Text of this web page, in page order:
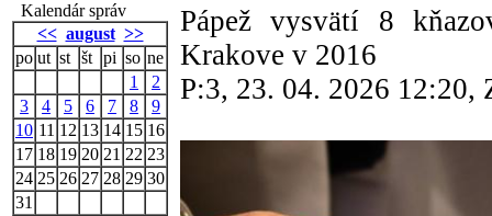
Kalendár správ
<< august >>
po ut st št pi so ne
1
2
3
4 5 6 7 8
9
10 11 12 13 14 15 16
17 18 19 20 21 22 23
24 25 26 27 28 29 30
31
Pápež vysvätí 8
Krakove v 2016
P:3, 23. 04. 2026 12:20,